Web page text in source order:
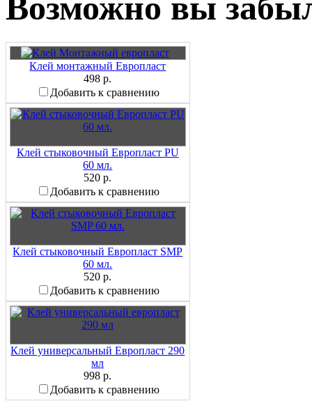
Возможно вы
Клей монтажный Европласт
498 р.
Добавить к сравнению
Клей стыковочный Европласт PU
60 мл.
520 р.
Добавить к сравнению
Клей стыковочный Европласт SMP
60 мл.
520 р.
Добавить к сравнению
Клей универсальный Европласт 290
мл
998 р.
Добавить к сравнению